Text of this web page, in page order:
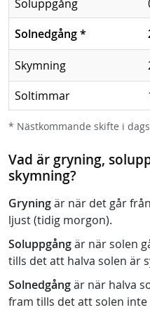
Soluppgång
Solnedgång*
Skymning
Soltimmar
* Nästkommande skifte i
Vad är gryning,
skymning?
Gryningär när det går
ljust (tidig morgon).
Soluppgångär när solen
tills det att halva solen är
Solnedgångär när halva
fram tills det att solen inte